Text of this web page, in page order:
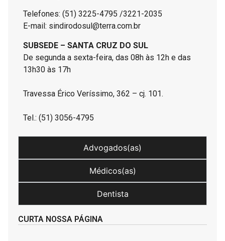
Telefones: (51) 3225-4795 /3221-2035
E-mail: sindirodosul@terra.com.br
SUBSEDE – SANTA CRUZ DO SUL
De segunda a sexta-feira, das 08h às 12h e das
13h30 às 17h
Travessa Érico Veríssimo, 362 – cj. 101.
Tel.: (51) 3056-4795
Advogados(as)
Médicos(as)
Dentista
CURTA NOSSA PÁGINA